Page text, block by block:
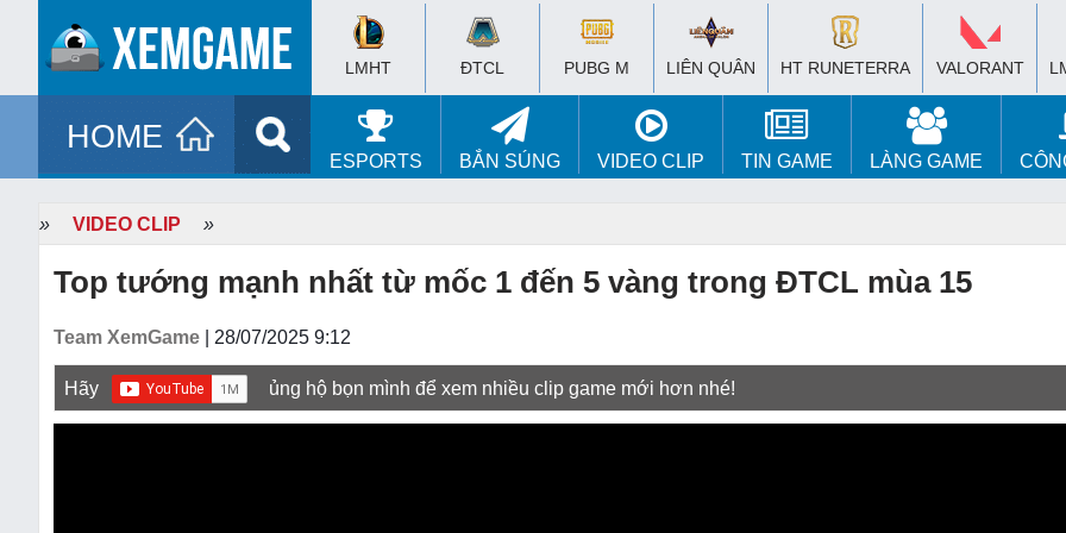
LMHT ĐTCL PUBG M LIÊN QUÂN HT RUNETERRA VALORANT
HOME
ESPORTS BẮN SÚNG VIDEO CLIP TIN GAME LÀNG GAME
» VIDEO CLIP »
Top tướng mạnh nhất từ mốc 1 đến 5 vàng trong ĐTCL mùa 15
Team XemGame | 28/07/2025 9:12
Hãy ủng hộ bọn mình để xem nhiều clip game mới hơn nhé!